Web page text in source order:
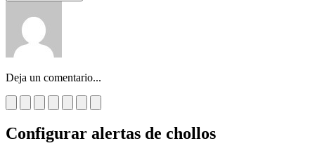
Deja un comentario...
Configurar alertas de chollos